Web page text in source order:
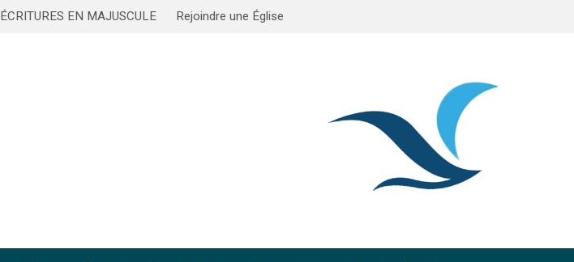
ÉCRITURES EN MAJUSCULE Rejoindre une Église